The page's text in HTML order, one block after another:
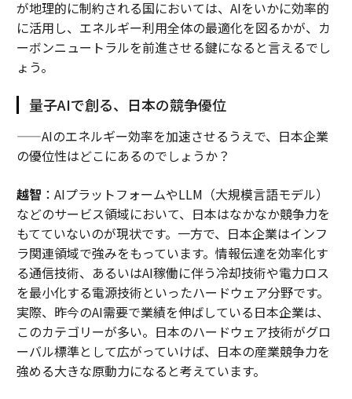
が地理的に制約される国においては、AIをいかに効率的
に活用し、エネルギー利用全体の最適化を図るかが、カ
ーボンニュートラルを前進させる鍵になると言えるでし
ょう。
量子AIで創る、日本の競争優位
——AIのエネルギー効率を加速させるうえで、日本企業
の優位性はどこにあるのでしょうか？
越智 ：AIプラットフォームやLLM（大規模言語モデル）
などのサービス領域において、日本はなかなか競争力を
もてていないのが現状です。一方で、日本企業はインフ
ラ関連領域で強みをもっています。情報伝達を効率化す
る通信技術、あるいはAI稼働に伴う冷却技術や電力ロス
を最小化する電源技術といったハードウェア分野です。
実際、昨今のAI需要で業績を伸ばしている日本企業は、
このカテゴリーが多い。日本のハードウェア技術がグロ
ーバル標準として広がっていけば、日本の産業競争力を
強める大きな原動力になると考えています。